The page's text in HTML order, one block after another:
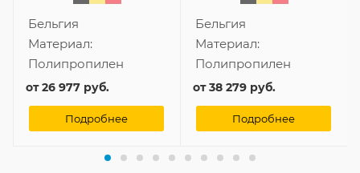
Бельгия
Материал:
Полипропилен
от26 977 руб.
Подробнее
Бельгия
Материал:
Полипропилен
от38 279 руб.
Подробнее